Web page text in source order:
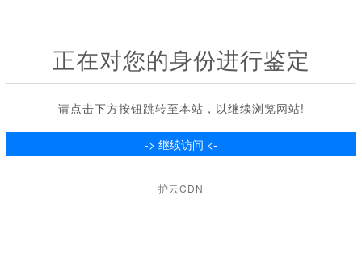
正在对您的身份进行鉴定
请点击下方按钮跳转至本站，以继续浏览网站!
护云CDN